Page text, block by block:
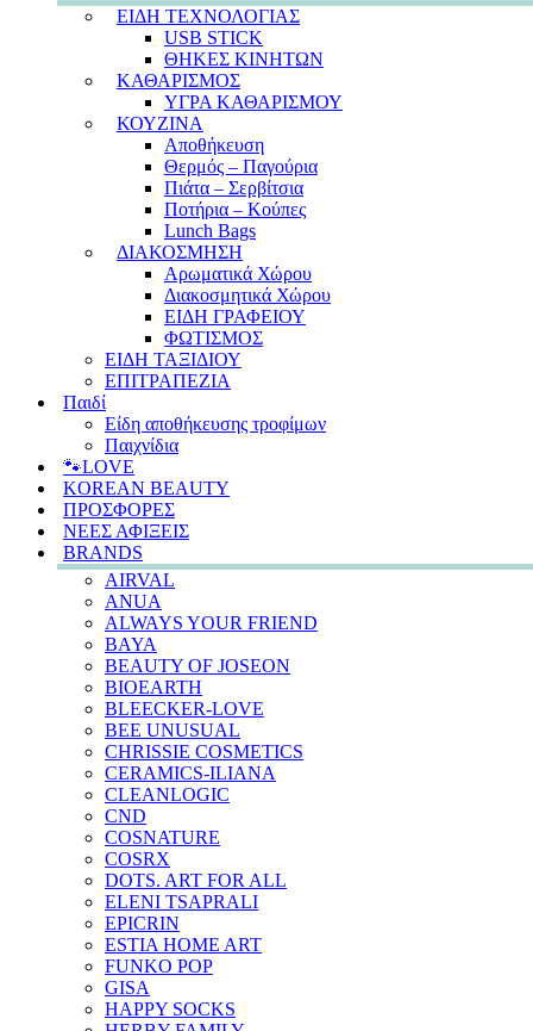
ΕΙΔΗ ΤΕΧΝΟΛΟΓΙΑΣ
USB STICK
ΘΗΚΕΣ ΚΙΝΗΤΩΝ
ΚΑΘΑΡΙΣΜΟΣ
ΥΓΡΑ ΚΑΘΑΡΙΣΜΟΥ
ΚΟΥΖΙΝΑ
Αποθήκευση
Θερμός – Παγούρια
Πιάτα – Σερβίτσια
Ποτήρια – Κούπες
Lunch Bags
ΔΙΑΚΟΣΜΗΣΗ
Αρωματικά Χώρου
Διακοσμητικά Χώρου
ΕΙΔΗ ΓΡΑΦΕΙΟΥ
ΦΩΤΙΣΜΟΣ
ΕΙΔΗ ΤΑΞΙΔΙΟΥ
ΕΠΙΤΡΑΠΕΖΙΑ
Παιδί
Είδη αποθήκευσης τροφίμων
Παιχνίδια
🐾LOVE
KOREAN BEAUTY
ΠΡΟΣΦΟΡΕΣ
ΝΕΕΣ ΑΦΙΞΕΙΣ
BRANDS
AIRVAL
ANUA
ALWAYS YOUR FRIEND
BAYA
BEAUTY OF JOSEON
BIOEARTH
BLEECKER-LOVE
BEE UNUSUAL
CHRISSIE COSMETICS
CERAMICS-ILIANA
CLEANLOGIC
CND
COSNATURE
COSRX
DOTS. ART FOR ALL
ELENI TSAPRALI
EPICRIN
ESTIA HOME ART
FUNKO POP
GISA
HAPPY SOCKS